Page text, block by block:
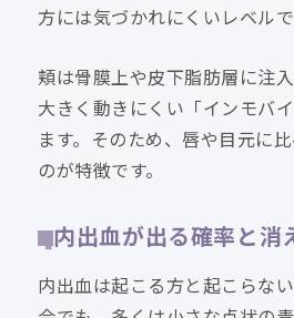
方には気づかれにくいレベルで
頬は骨膜上や皮下脂肪層に注
大きく動きにくい「インモバ
ます。そのため、唇や目元に
のが特徴です。
内出血が出る確率と消
内出血は起こる方と起こらな